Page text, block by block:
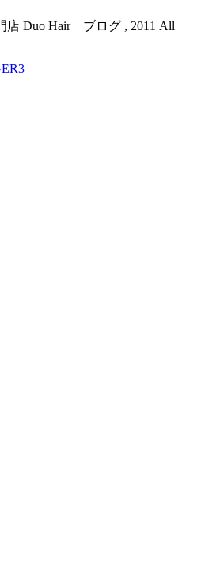
店 Duo Hair ブログ , 2011 All